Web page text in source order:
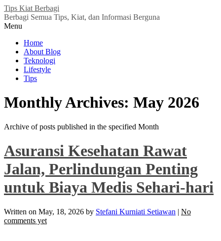
Tips Kiat Berbagi
Berbagi Semua Tips, Kiat, dan Informasi Berguna
Menu
Home
About Blog
Teknologi
Lifestyle
Tips
Monthly Archives: May 2026
Archive of posts published in the specified Month
Asuransi Kesehatan Rawat
Jalan, Perlindungan Penting
untuk Biaya Medis Sehari-hari
Written on May, 18, 2026 by Stefani Kurniati Setiawan | No
comments yet